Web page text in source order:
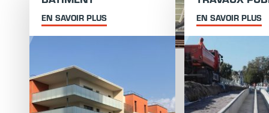
EN SAVOIR PLUS EN SAVOIR PLUS